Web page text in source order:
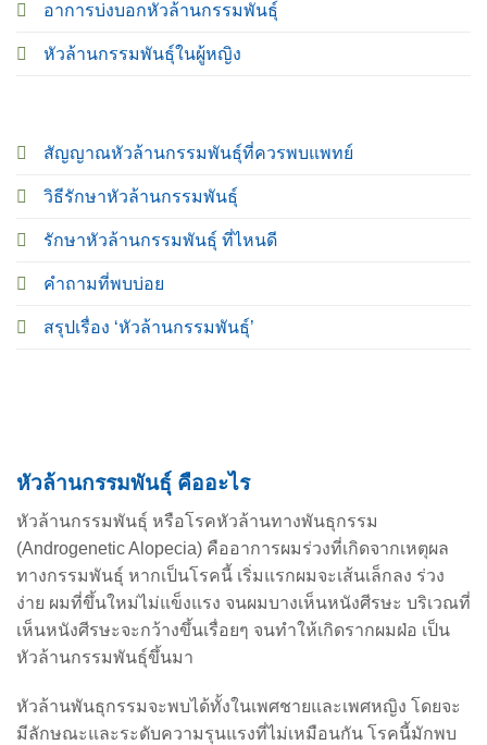
อาการบ่งบอกหัวล้านกรรมพันธุ์
หัวล้านกรรมพันธุ์ในผู้หญิง
สัญญาณหัวล้านกรรมพันธุ์ที่ควรพบแพทย์
วิธีรักษาหัวล้านกรรมพันธุ์
รักษาหัวล้านกรรมพันธุ์ ที่ไหนดี
คำถามที่พบบ่อย
สรุปเรื่อง ‘หัวล้านกรรมพันธุ์’
หัวล้านกรรมพันธุ์ คืออะไร
หัวล้านกรรมพันธุ์ หรือโรคหัวล้านทางพันธุกรรม
(Androgenetic Alopecia) คืออาการผมร่วงที่เกิดจากเหตุผล
ทางกรรมพันธุ์ หากเป็นโรคนี้ เริ่มแรกผมจะเส้นเล็กลง ร่วง
ง่าย ผมที่ขึ้นใหม่ไม่แข็งแรง จนผมบางเห็นหนังศีรษะ บริเวณที่
เห็นหนังศีรษะจะกว้างขึ้นเรื่อยๆ จนทำให้เกิดรากผมฝ่อ เป็น
หัวล้านกรรมพันธุ์ขึ้นมา
หัวล้านพันธุกรรมจะพบได้ทั้งในเพศชายและเพศหญิง โดยจะ
มีลักษณะและระดับความรุนแรงที่ไม่เหมือนกัน โรคนี้มักพบ